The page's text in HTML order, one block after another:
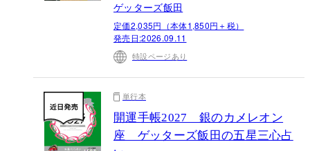
ゲッターズ飯田
定価2,035円（本体1,850円＋税）
発売日:2026.09.11
特設ページあり
単行本
開運手帳2027 銀のカメレオン
座 ゲッターズ飯田の五星三心占